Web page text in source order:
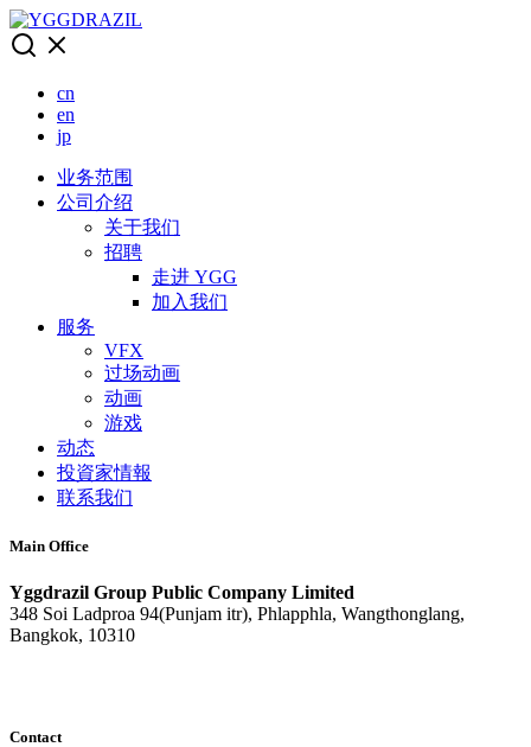
Skip
to
content
cn
en
jp
业务范围
公司介绍
关于我们
招聘
走进 YGG
加入我们
服务
VFX
过场动画
动画
游戏
动态
投資家情報
联系我们
Main Office
Yggdrazil Group Public Company Limited
348 Soi Ladproa 94(Punjam itr), Phlapphla, Wangthonglang,
Bangkok, 10310
Contact